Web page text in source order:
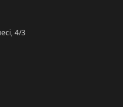
4/3